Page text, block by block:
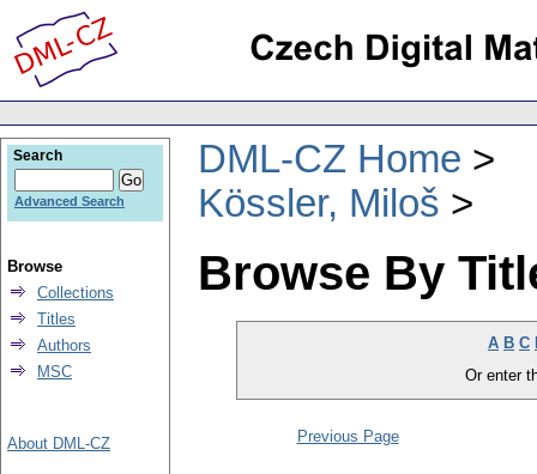
DML-CZ Home
Kössler, Miloš
Browse By
A B C
Or enter
Previous Page
Search
Advanced Search
Browse
Collections
Titles
Authors
MSC
About DML-CZ